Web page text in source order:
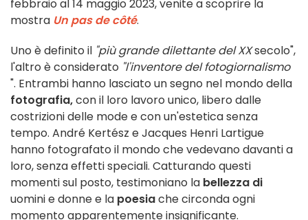
febbraio al 14 maggio 2023, venite a scoprire la
mostra Un pas de côté.
Uno è definito il "più grande dilettante del XXsecolo",
l'altro è considerato "l'inventore del fotogiornalismo
". Entrambi hanno lasciato un segno nel mondo della
fotografia,con il loro lavoro unico, libero dalle
costrizioni delle mode e con un'estetica senza
tempo. André Kertész e Jacques Henri Lartigue
hanno fotografato il mondo che vedevano davanti a
loro, senza effetti speciali. Catturando questi
momenti sul posto, testimoniano la bellezza di
uomini e donne e la poesiache circonda ogni
momento apparentemente insignificante.